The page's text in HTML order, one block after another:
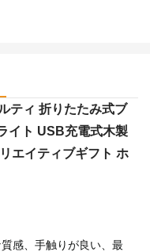
ティ 折りたたみ式ブ
イト USB充電式木製
エイティブギフト ホ
感、手触りが良い、最